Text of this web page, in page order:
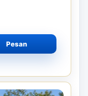
Pesan